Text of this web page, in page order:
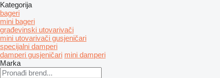
Kategorija
bageri
mini bageri
građevinski utovarivači
mini utovarivači gusjeničari
specijalni damperi
damperi gusjeničari mini damperi
Marka